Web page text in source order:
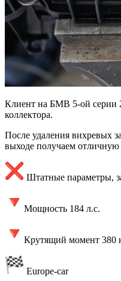
Клиент на БМВ 5-ой серии
коллектора.
После удаления вихревых
выходе получаем
Штатные параметры,
Мощность 184 л.с.
Крутящий момент 380
Europe-car